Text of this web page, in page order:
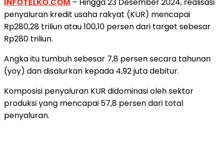
penyaluran kredit usaha rakyat (KUR) mencapai
Rp280,28 triliun atau 100,10 persen dari target sebesar
Rp280 triliun.
Angka itu tumbuh sebesar 7,8 persen secara tahunan
(yoy) dan disalurkan kepada 4,92 juta debitur.
Komposisi penyaluran KUR didominasi oleh sektor
produksi yang mencapai 57,8 persen dari total
penyaluran.